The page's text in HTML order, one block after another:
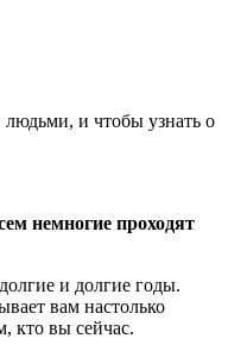
и чтобы узнать о
немногие проходят
и долгие годы.
вам настолько
кто вы сейчас.